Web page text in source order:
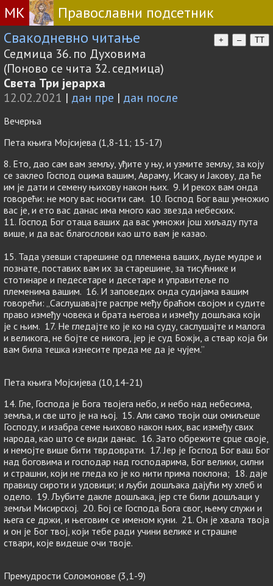
МК
Православни подсетник
Свакодневно читање
+ – TT
Седмица 36. по Духовима
(Поново се чита 32. седмица)
Света Три јерарха
12.02.2021 | дан пре | дан после
Вечерња
Пета књига Мојсијева (1,8-11; 15-17)
8. Ето, дао сам вам земљу, уђите у њу, и узмите земљу, за коју
се заклео Господ оцима вашим, Авраму, Исаку и Јакову, да ће
им је дати и семену њихову након њих. 9. И рекох вам онда
говорећи: не могу вас носити сам. 10. Господ Бог ваш умножио
вас је, и ето вас данас има много као звезда небеских.
11. Господ Бог отаца ваших да вас умножи још хиљаду пута
више, и да вас благослови као што вам је казао.
15. Тада узевши старешине од племена ваших, људе мудре и
познате, поставих вам их за старешине, за тисућнике и
стотинаре и педесетаре и десетаре и управитеље по
племенима вашим. 16. И заповедих онда судијама вашим
говорећи: „Саслушавајте распре међу браћом својом и судите
право између човека и брата његова и између дошљака који
је с њим. 17. Не гледајте ко је ко на суду, саслушајте и малога
и великога, не бојте се никога, јер је суд Божји, а ствар која би
вам била тешка изнесите преда ме да је чујем.”
Пета књига Мојсијева (10,14-21)
14. Гле, Господа је Бога твојега небо, и небо над небесима,
земља, и све што је на њој. 15. Али само твоји оци омиљеше
Господу, и изабра семе њихово након њих, вас између свих
народа, као што се види данас. 16. Зато обрежите срце своје,
и немојте више бити тврдоврати. 17. Јер је Господ Бог ваш Бог
над боговима и господар над господарима, Бог велики, силни
и страшни, који не гледа ко је ко нити прима поклона; 18. даје
правицу сироти и удовици; и љуби дошљака дајући му хлеб и
одело. 19. Љубите дакле дошљака, јер сте били дошљаци у
земљи Мисирској. 20. Бој се Господа Бога свог, њему служи и
њега се држи, и његовим се именом куни. 21. Он је хвала твоја
и он је Бог твој, који тебе ради учини велике и страшне
ствари, које видеше очи твоје.
Премудрости Соломонове (3,1-9)